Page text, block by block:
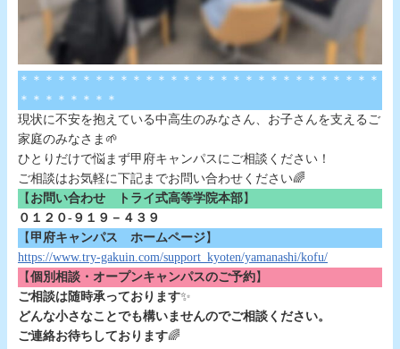
＊＊＊＊＊＊＊＊＊＊＊＊＊＊＊＊＊＊＊＊＊＊＊＊＊＊＊＊＊
＊＊＊＊＊＊＊＊
現状に不安を抱えている中高生のみなさん、お子さんを支えるご
家庭のみなさま🌱
ひとりだけで悩まず甲府キャンパスにご相談ください！
ご相談はお気軽に下記までお問い合わせください🌈
【 お問い合わせ トライ式高等学院本部】
０１２０-９１９－４３９
【 甲府キャンパス ホームページ】
https://www.try-gakuin.com/support_kyoten/yamanashi/kofu/
【個別相談・オープンキャンパスのご予約】
ご相談は随時承っております✨
どんな小さなことでも構いませんのでご相談ください。
ご連絡お待ちしております🌈